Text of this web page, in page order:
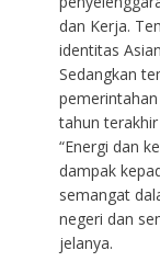
dan Kerja.
identitas
Sedangkan
tahun
“Energi dan
dampak
semangat
negeri dan
jelanya.